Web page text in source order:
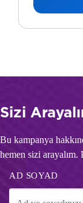
Sizi
Bu kampanya
hemen sizi
AD SOYAD